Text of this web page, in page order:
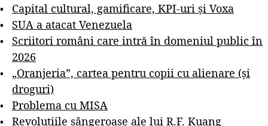
Capital cultural, gamificare, KPI-uri și Voxa
SUA a atacat Venezuela
Scriitori români care intră în domeniul public în
2026
„Oranjeria”, cartea pentru copii cu alienare (și
droguri)
Problema cu MISA
Revoluțiile sângeroase ale lui R.F. Kuang